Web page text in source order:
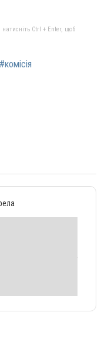
Ctrl + Enter, щоб
#комісія